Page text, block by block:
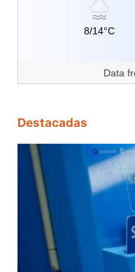
8/14°C
Data
Destacadas